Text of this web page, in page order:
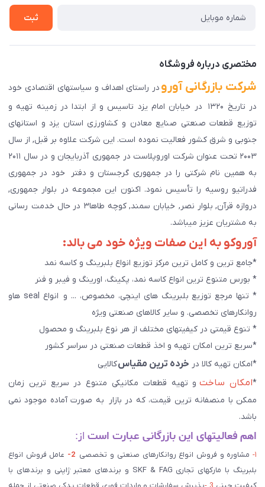
سوالات متداول
ثبت
مختصری درباره فروشگاه
شرکت بازرگانی آورو در راستای اهداف و سیاستهای اقتصادی خود
در تاریخ ۱۳۲۰ در خیابان امام یزد تاسیس و از ابتدا در زمینه تهیه و
توزیع قطعات صنعتی صنایع معادن و کشاورزی استان یزد و استانهای
جنوبی و شرق کشور فعالیت نموده است. این شرکت علاوه بر قبل, از سال
۲۰۰۳ تحت عنوان شرکت اوروپلاست در جمهوری آذربایجان و در سال ۲۰۱۱
به همین نام شرکتی را در جمهوری گرجستان و دفتر خود در جمهوری
فدراتیو روسیه را تأسیس نمود. اکنون این مجموعه در بلوار جمهوری,
دروازه قرآن, بلوار نصر, خیابان سمند, کوچه طاها۳ در حال خدمت رسانی
به مشتریان عزیز میباشد.
آوروکو به این صفات ویژه خود می بالد:
*جامع ترین و کامل ترین مرکز توزیع انواع بلبرینگ و کاسه نمد
* بورس متنوع ترین انواع کاسه نمد، پکینگ، اورینگ و فیبر و فنر
* تنها مرجع توزیع بلبرینگ های اینچی، مخصوص، ... و انواع seal هاو
روانکارهای تخصصی. و سایر کالاهای صنعتی ويژه
* تنوع قیمتی در کیفیتهای مختلف از هر نوع بلبرینگ و محصول
*سریع ترین امکان تهیه و اخذ قطعات صنعتی در سراسر کشور
*امکان تهیه کالا در خرده ترین مقیاسکالایی
*امکان ساختو تهیه قطعات مکانیکی متنوع در سریع ترین زمان
ممکن با منصفانه ترین قیمت، که در بازار به صورت آماده موجود نمی
باشد.
اهم فعالیتهای این بازرگانی عبارت است از:
۱- مشاوره و فروش انواع روانکارهای صنعتی و تخصصی 2-
عامل فروش انواع
بلبرینگ با مارکهای تجاری SKF & FAG و برندهای معتبر ژاپنی و برندهای با